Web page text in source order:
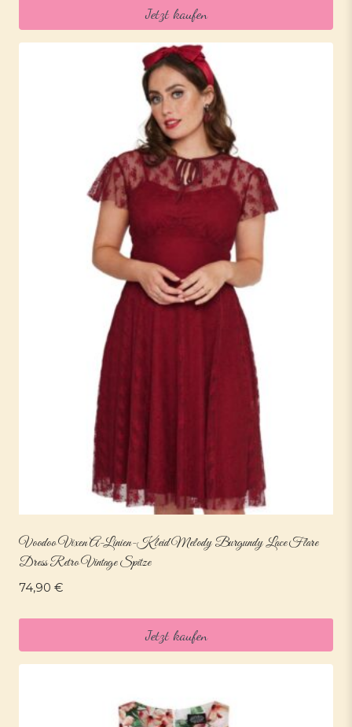
Jetzt kaufen
Voodoo Vixen A-Linien-Kleid Melody Burgundy Lace Flare
Dress Retro Vintage Spitze
74,90 €
Jetzt kaufen